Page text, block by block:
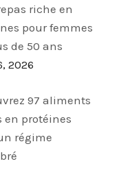
riche en
pour femmes
de 50 ans
2026
97 aliments
en protéines
régime